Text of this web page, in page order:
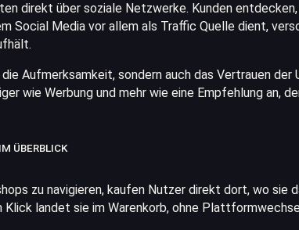
direkt über soziale Netzwerke. Kunden
Social Media vor allem als Traffic Quelle dient,
Aufmerksamkeit, sondern auch das Vertrauen der
wie Werbung und mehr wie eine Empfehlung an,
ÜBERBLICK
zu navigieren, kaufen Nutzer direkt dort, wo sie
landet sie im Warenkorb, ohne